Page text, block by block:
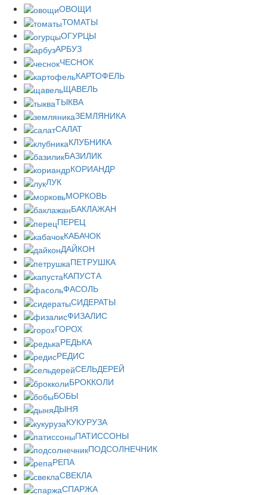
ОВОЩИ
ТОМАТЫ
ОГУРЦЫ
АРБУЗ
ЧЕСНОК
КАРТОФЕЛЬ
ЩАВЕЛЬ
ТЫКВА
ЗЕМЛЯНИКА
САЛАТ
КЛУБНИКА
БАЗИЛИК
КОРИАНДР
ЛУК
МОРКОВЬ
БАКЛАЖАН
ПЕРЕЦ
КАБАЧОК
ДАЙКОН
ПЕТРУШКА
КАПУСТА
ФАСОЛЬ
СИДЕРАТЫ
ФИЗАЛИС
ГОРОХ
РЕДЬКА
РЕДИС
СЕЛЬДЕРЕЙ
БРОККОЛИ
БОБЫ
ДЫНЯ
КУКУРУЗА
ПАТИССОНЫ
ПОДСОЛНЕЧНИК
РЕПА
СВЕКЛА
СПАРЖА